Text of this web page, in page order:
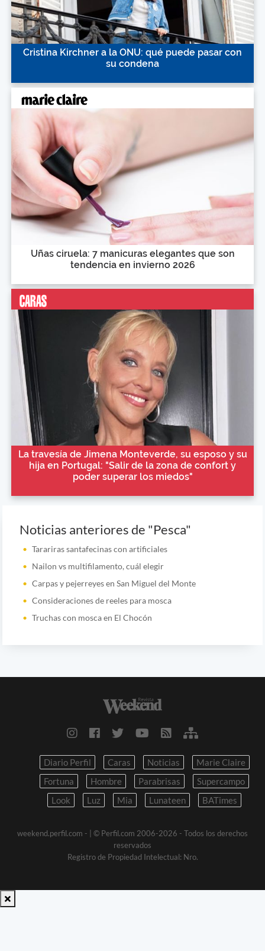
Cristina Kirchner a la ONU: qué puede pasar con
su condena
Uñas ciruela: 7 manicuras elegantes que son
tendencia en invierno 2026
La travesía de Jimena Monteverde, su esposo y su
hija en Portugal: "Salir de la zona de confort y
poder superar los miedos"
Noticias anteriores de "Pesca"
Tarariras santafecinas con artificiales
Nailon vs multifilamento, cuál elegir
Carpas y pejerreyes en San Miguel del Monte
Consideraciones de reeles para mosca
Truchas con mosca en El Chocón
Diario Perfil Caras Noticias
Marie Claire
Fortuna
Hombre Parabrisas
Supercampo
Look
Luz Mia Lunateen BATimes
weekend.perfil.com -
| © Perfil.com 2006-2026 - Todos los derechos
reservados
Registro de Propiedad Intelectual: Nro.